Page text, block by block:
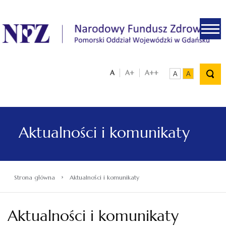
.
A A+ A++ A A
Aktualności i komunikaty
Strona główna › Aktualności i komunikaty
Aktualności i komunikaty